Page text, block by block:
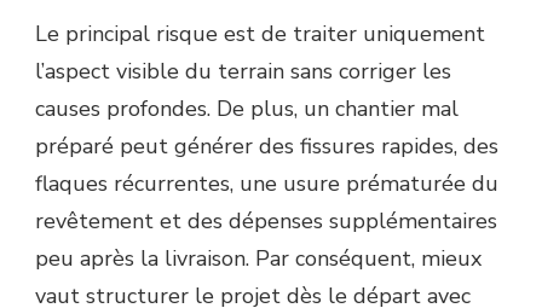
Le principal risque est de traiter uniquement
l’aspect visible du terrain sans corriger les
causes profondes. De plus, un chantier mal
préparé peut générer des fissures rapides, des
flaques récurrentes, une usure prématurée du
revêtement et des dépenses supplémentaires
peu après la livraison. Par conséquent, mieux
vaut structurer le projet dès le départ avec